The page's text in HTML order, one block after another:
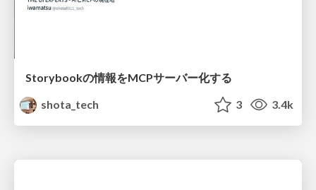
Storybookの情報をMCPサーバー化する
shota_tech
3 3.4k